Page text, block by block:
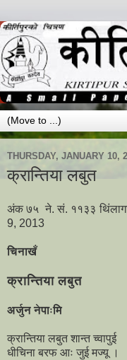
THURSDAY, JANUARY 10,
क्रान्तिया लबुत
अंक ७५ ने. सं. ११३३
9, 2013
चिनाखँ
क्रान्तिया लबुत
अर्जुन नेपाःमि
क्रान्तिया लबुत शान्त च्वापुई
धीचिना बरफ आः जुई मज्यू ।